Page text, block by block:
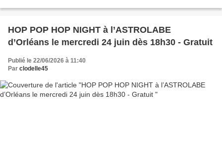
HOP POP HOP NIGHT à l’ASTROLABE
d’Orléans le mercredi 24 juin dès 18h30 - Gratuit
Publié le 22/06/2026 à 11:40
Par clodelle45